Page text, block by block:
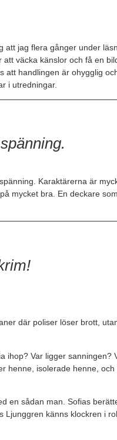
jag flera gånger under
väcka känslor och få en
handlingen är ohygglig
i utredningar.
Karaktärerna är
mycket bra. En deckare
där poliser löser brott,
Var ligger sanningen?
henne, isolerade henne,
en sådan man. Sofias
känns klockren i